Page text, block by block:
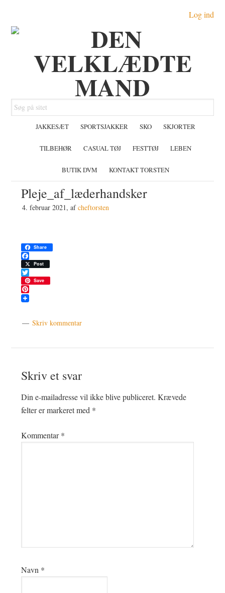
indhold
Log ind
Søg
på
JAKKESÆT SPORTSJAKKER SKO SKJORTER
TILBEHØR CASUAL TØJ FESTTØJ LEBEN
BUTIK DVM KONTAKT TORSTEN
Pleje_af_læderhandsker
4. februar 2021, afcheftorsten
Share
Facebook
Post
Twitter
Save
Pinterest
Skriv kommentar
Skriv et svar
Din e-mailadresse vil ikke blive publiceret. Krævede
felter er markeret med *
Kommentar*
Navn *